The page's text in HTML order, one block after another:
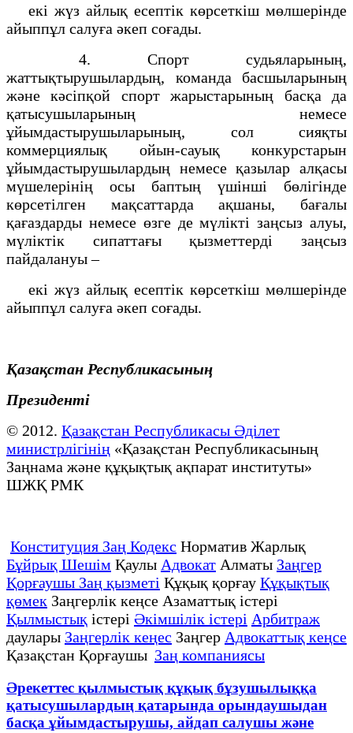
екі жүз айлық есептiк көрсеткiш мөлшерiнде
айыппұл салуға әкеп соғады.
4. Спорт судьяларының,
жаттықтырушылардың, команда басшыларының
және кәсіпқой спорт жарыстарының басқа да
қатысушыларының немесе
ұйымдастырушыларының, сол сияқты
коммерциялық ойын-сауық конкурстарын
ұйымдастырушылардың немесе қазылар алқасы
мүшелерінің осы баптың үшінші бөлігінде
көрсетілген мақсаттарда ақшаны, бағалы
қағаздарды немесе өзге де мүлікті заңсыз алуы,
мүліктік сипаттағы қызметтерді заңсыз
пайдалануы –
екі жүз айлық есептiк көрсеткiш мөлшерiнде
айыппұл салуға әкеп соғады.
Қазақстан Республикасының
Президенті
© 2012. Қазақстан Республикасы Әділет
министрлігінің «Қазақстан Республикасының
Заңнама және құқықтық ақпарат институты»
ШЖҚ РМК
Конституция Заң Кодекс Норматив Жарлық
Бұйрық Шешім Қаулы Адвокат Алматы Заңгер
Қорғаушы Заң қызметі Құқық қорғау Құқықтық
қөмек Заңгерлік кеңсе Азаматтық істері
Қылмыстық істері Әкімшілік істері Арбитраж
даулары Заңгерлік кеңес Заңгер Адвокаттық кеңсе
Қазақстан Қорғаушы Заң компаниясы
Әрекеттес қылмыстық құқық бұзушылыққа
қатысушылардың қатарында орындаушыдан
басқа ұйымдастырушы, айдап салушы және